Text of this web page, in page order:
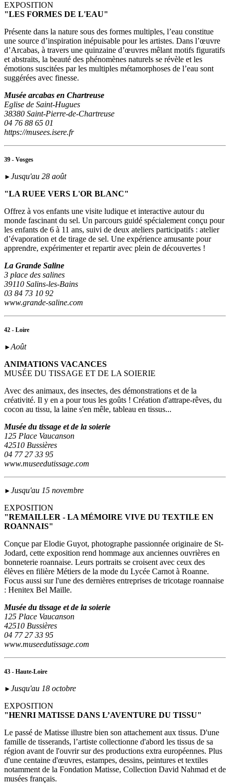
EXPOSITION
"LES FORMES DE L'EAU"
Présente dans la nature sous des formes multiples, l’eau constitue
une source d’inspiration inépuisable pour les artistes. Dans l’œuvre
d’Arcabas, à travers une quinzaine d’œuvres mêlant motifs figuratifs
et abstraits, la beauté des phénomènes naturels se révèle et les
émotions suscitées par les multiples métamorphoses de l’eau sont
suggérées avec finesse.
Musée arcabas en Chartreuse
Eglise de Saint-Hugues
38380 Saint-Pierre-de-Chartreuse
04 76 88 65 01
https://musees.isere.fr
39 - Vosges
► Jusqu'au 28 août
"LA RUEE VERS L'OR BLANC"
Offrez à vos enfants une visite ludique et interactive autour du
monde fascinant du sel. Un parcours guidé spécialement conçu pour
les enfants de 6 à 11 ans, suivi de deux ateliers participatifs : atelier
d’évaporation et de tirage de sel. Une expérience amusante pour
apprendre, expérimenter et repartir avec plein de découvertes !
La Grande Saline
3 place des salines
39110 Salins-les-Bains
03 84 73 10 92
www.grande-saline.com
42 - Loire
►Août
ANIMATIONS VACANCES
MUSÉE DU TISSAGE ET DE LA SOIERIE
Avec des animaux, des insectes, des démonstrations et de la
créativité. Il y en a pour tous les goûts ! Création d'attrape-rêves, du
cocon au tissu, la laine s'en mêle, tableau en tissus...
Musée du tissage et de la soierie
125 Place Vaucanson
42510 Bussières
04 77 27 33 95
www.museedutissage.com
► Jusqu'au 15 novembre
EXPOSITION
"REMAILLER - LA MÉMOIRE VIVE DU TEXTILE EN
ROANNAIS"
Conçue par Elodie Guyot, photographe passionnée originaire de St-
Jodard, cette exposition rend hommage aux anciennes ouvrières en
bonneterie roannaise. Leurs portraits se croisent avec ceux des
élèves en filière Métiers de la mode du Lycée Carnot à Roanne.
Focus aussi sur l'une des dernières entreprises de tricotage roannaise
: Henitex Bel Maille.
Musée du tissage et de la soierie
125 Place Vaucanson
42510 Bussières
04 77 27 33 95
www.museedutissage.com
43 - Haute-Loire
► Jusqu'au 18 octobre
EXPOSITION
"HENRI MATISSE DANS L’AVENTURE DU TISSU"
Le passé de Matisse illustre bien son attachement aux tissus. D'une
famille de tisserands, l’artiste collectionne d'abord les tissus de sa
région avant de l'ouvrir sur des productions extra européennes. Plus
d'une centaine d'œuvres, estampes, dessins, peintures et textiles
notamment de la Fondation Matisse, Collection David Nahmad et de
musées français.